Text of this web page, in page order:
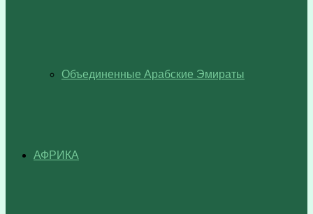
Объединенные Арабские Эмираты
АФРИКА